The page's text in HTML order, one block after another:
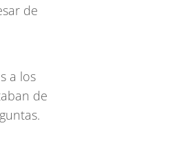
de
a los
de